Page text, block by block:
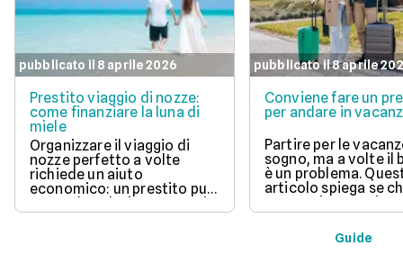
pubblicato il 8 aprile 2026
Prestito viaggio di nozze:
come finanziare la luna di
miele
Organizzare il viaggio di
nozze perfetto a volte
richiede un aiuto
economico: un prestito può
essere la soluzione. Scopri
come funziona, quali tipi ci
pubblicato il 8 aprile
Conviene fare un
per andare in
Partire per le
sogno, ma a volte il
è un problema.
articolo spiega se
un prestito per
una buona idea,
vantaggi come la
di partire subito e
Guide